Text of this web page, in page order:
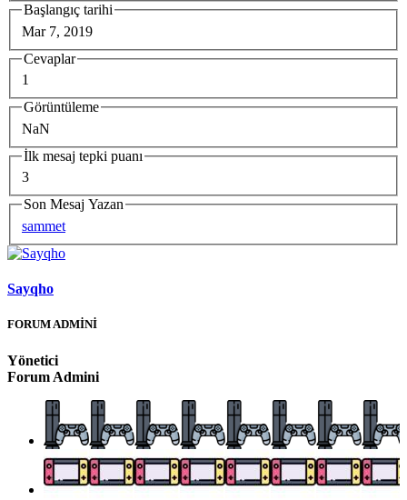
Başlangıç tarihi
Mar 7, 2019
Cevaplar
1
Görüntüleme
NaN
İlk mesaj tepki puanı
3
Son Mesaj Yazan
sammet
Sayqho
FORUM ADMİNİ
Yönetici
Forum Admini